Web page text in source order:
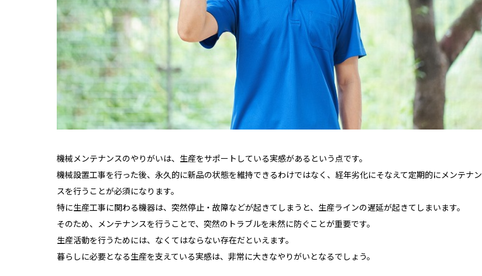
機械メンテナンスのやりがいは、生産をサポートしている実感があるという点です。
機械設置工事を行った後、永久的に新品の状態を維持できるわけではなく、経年劣化にそなえて定期的にメンテナン
スを行うことが必須になります。
特に生産工事に関わる機器は、突然停止・故障などが起きてしまうと、生産ラインの遅延が起きてしまいます。
そのため、メンテナンスを行うことで、突然のトラブルを未然に防ぐことが重要です。
生産活動を行うためには、なくてはならない存在だといえます。
暮らしに必要となる生産を支えている実感は、非常に大きなやりがいとなるでしょう。